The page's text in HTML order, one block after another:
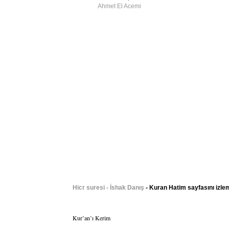
Ahmet El Acemi
Hicr suresi - İshak Danış - Kuran Hatim sayfasını
Kur’an’ı Kerim